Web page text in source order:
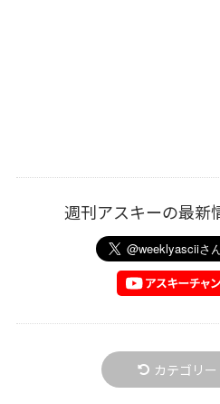
週刊アスキーの最新
カテゴリ